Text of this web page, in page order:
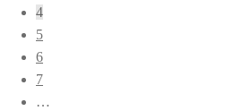
4
5
6
7
…